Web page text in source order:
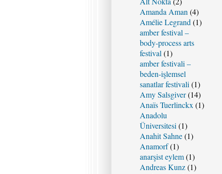
Amanda Aman (4)
Amélie Legrand (1)
amber festival –
body-process arts
festival (1)
amber festivali –
beden-işlemsel
sanatlar festivali (1)
Amy Salsgiver(14)
Anaïs Tuerlinckx (1)
Anadolu
Üniversitesi (1)
Anahit Sahne(1)
Anamorf(1)
anarşist eylem(1)
Andreas Kunz(1)